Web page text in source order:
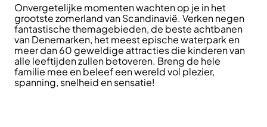
Onvergetelijke momenten wachten op je in het
grootste zomerland van Scandinavië. Verken negen
fantastische themagebieden, de beste achtbanen
van Denemarken, het meest epische waterpark en
meer dan 60 geweldige attracties die kinderen van
alle leeftijden zullen betoveren. Breng de hele
familie mee en beleef een wereld vol plezier,
spanning, snelheid en sensatie!